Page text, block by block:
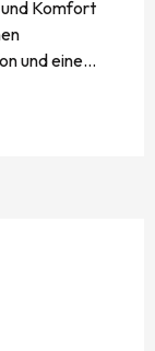
und Komfort
und eine...